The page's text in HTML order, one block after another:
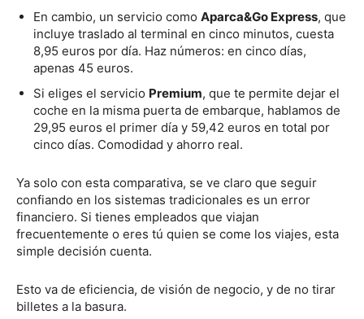
En cambio, un servicio como Aparca&Go Express, que
incluye traslado al terminal en cinco minutos, cuesta
8,95 euros por día. Haz números: en cinco días,
apenas 45 euros.
Si eliges el servicio Premium, que te permite dejar el
coche en la misma puerta de embarque, hablamos de
29,95 euros el primer día y 59,42 euros en total por
cinco días. Comodidad y ahorro real.
Ya solo con esta comparativa, se ve claro que seguir
confiando en los sistemas tradicionales es un error
financiero. Si tienes empleados que viajan
frecuentemente o eres tú quien se come los viajes, esta
simple decisión cuenta.
Esto va de eficiencia, de visión de negocio, y de no tirar
billetes a la basura.